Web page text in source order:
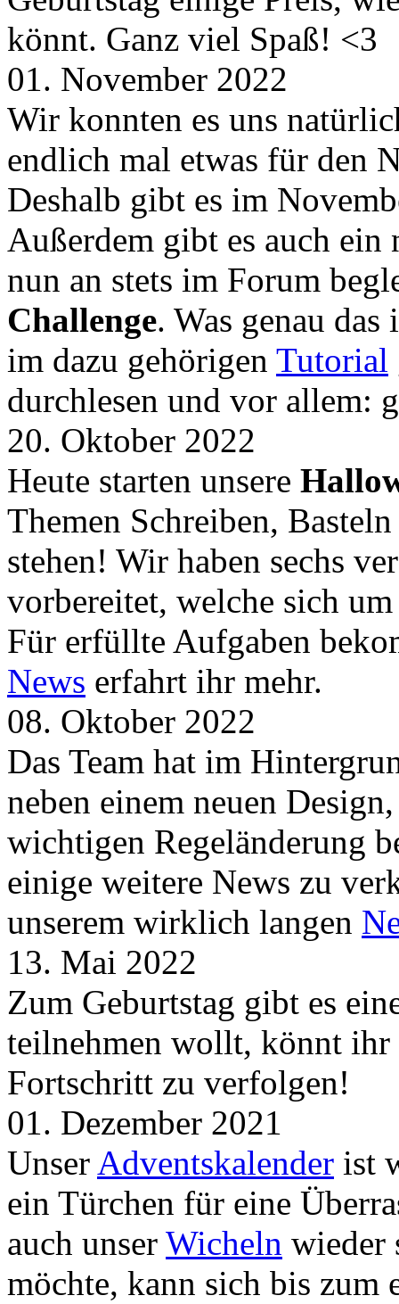
könnt. Ganz viel Spaß! <3
01. November 2022
Wir konnten es uns
endlich mal etwas für den
Deshalb gibt es im
Außerdem gibt es auch ein
nun an stets im Forum
Challenge. Was genau
im dazu gehörigen Tutorial
durchlesen und vor allem:
20. Oktober 2022
Heute starten unsere
Themen Schreiben,
stehen! Wir haben sechs
vorbereitet, welche sich
Für erfüllte Aufgaben
News erfahrt ihr mehr.
08. Oktober 2022
Das Team hat im
neben einem neuen
wichtigen Regeländerung
einige weitere News zu
unserem wirklich langen
13. Mai 2022
Zum Geburtstag gibt es
teilnehmen wollt, könnt
Fortschritt zu verfolgen!
01. Dezember 2021
Unser Adventskalender ist
ein Türchen für eine
auch unser Wicheln wieder
möchte, kann sich bis